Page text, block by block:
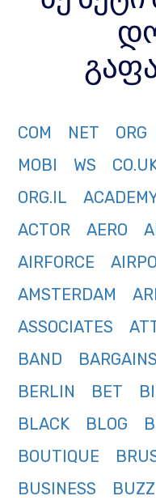
COM NET ORG
MOBI
WS
ORG.IL
ACTOR
AERO
AIRFORCE
AMSTERDAM
ASSOCIATES
BAND
BARGAINS
BERLIN
BET
BLACK
BLOG
BOUTIQUE
BUSINESS
BUZZ